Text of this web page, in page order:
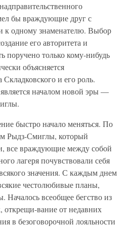
бы враждующие друг с
к одному знаменателю. Выбор
его авторитета и
поручено только кому-нибудь
объясняется
и его роль.
началом новой эры —
быстро начало меняться. По
Рыдз-Смиглы, который
все враждующие между собой
лагеря почувствовали себя
значения. С каждым днем
честолюбивые планы,
Началось всеобщее бегство из
открещи-вание от недавних
в безоговорочной лояльности